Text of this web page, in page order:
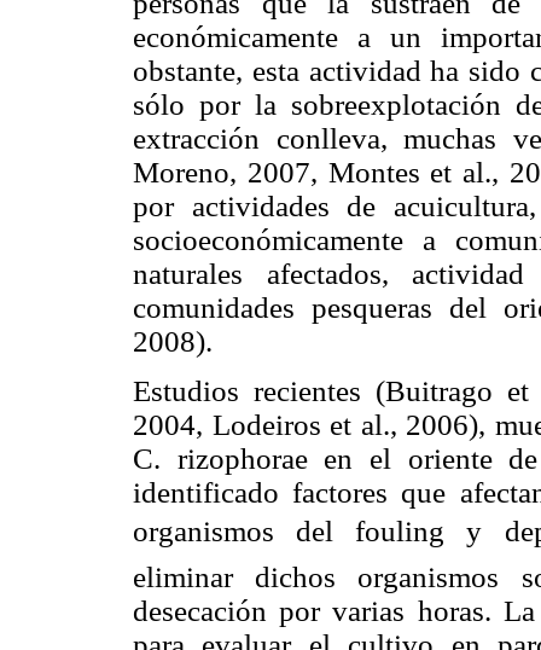
económicamente a un
obstante, esta actividad ha
sólo por la sobreexplotación
extracción conlleva, muchas
Moreno, 2007, Montes et al.,
por actividades de
socioeconómicamente a
naturales afectados,
comunidades pesqueras del
2008).
Estudios recientes (Buitrago
2004, Lodeiros et al., 2006),
C. rizophorae en el oriente
identificado factores que
organismos del fouling y
eliminar dichos organismos
desecación por varias horas.